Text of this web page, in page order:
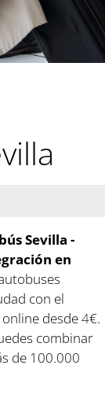
Sevilla -
en
con el
desde4€.
combinar
de 100.000